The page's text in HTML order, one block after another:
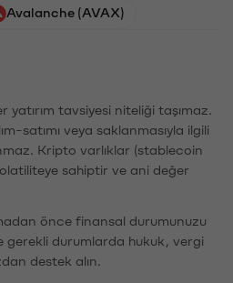
Avalanche (AVAX)
tavsiyesi niteliği taşımaz.
satımı veya saklanmasıyla ilgili
Kripto varlıklar (stablecoin
sahiptir ve ani değer
önce finansal durumunuzu
gerekli durumlarda hukuk, vergi
destek alın.